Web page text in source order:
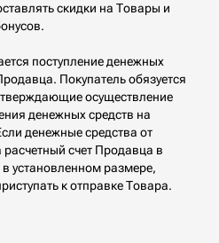
скидки на Товары и
поступление денежных
Покупатель обязуется
осуществление
денежных средств на
денежные средства от
расчетный счет Продавца в
установленном размере,
к отправке Товара.